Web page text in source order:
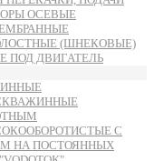
ОСЕВЫЕ
(ШНЕКОВЫЕ)
ДВИГАТЕЛЬ
С
НА ПОСТОЯННЫХ